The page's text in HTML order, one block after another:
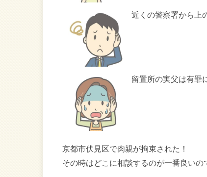
近くの警察署から上
留置所の実父は有罪
京都市伏見区で肉親が拘束された！
その時はどこに相談するのが一番良いの